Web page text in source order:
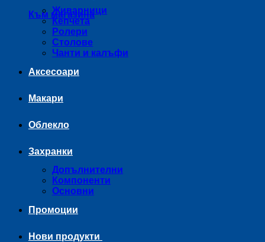
Към магазина
Живарници
Кепчета
Ролери
Столове
Чанти и калъфи
Аксесоари
Макари
Облекло
Захранки
Допълнителни
Компоненти
Основни
Промоции
Нови продукти